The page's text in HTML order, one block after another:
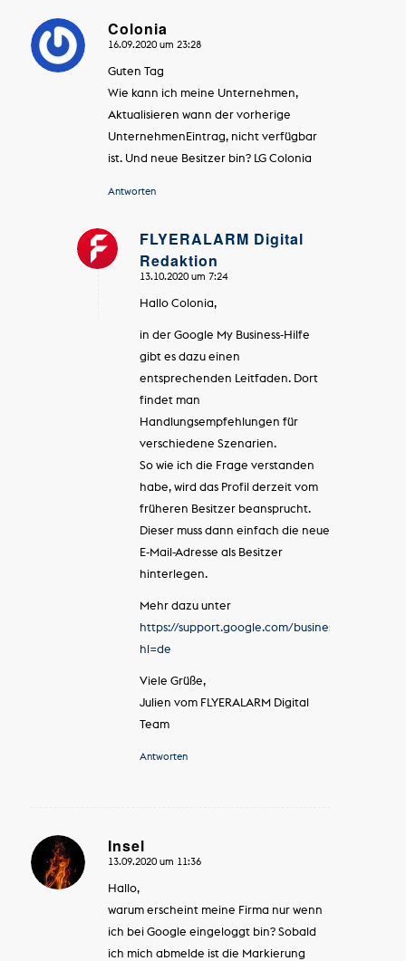
Colonia
sagte:
16.09.2020 um 23:28
Guten Tag
Wie kann ich meine Unternehmen,
Aktualisieren wann der vorherige
UnternehmenEintrag, nicht verfügbar
ist. Und neue Besitzer bin? LG Colonia
Antworten
FLYERALARM Digital
Redaktion
sagte:
13.10.2020 um 7:24
Hallo Colonia,
in der Google My Business-Hilfe
gibt es dazu einen
entsprechenden Leitfaden. Dort
findet man
Handlungsempfehlungen für
verschiedene Szenarien.
So wie ich die Frage verstanden
habe, wird das Profil derzeit vom
früheren Besitzer beansprucht.
Dieser muss dann einfach die neue
E-Mail-Adresse als Besitzer
hinterlegen.
Mehr dazu unter
https://support.google.com/business/answer/
hl=de
Viele Grüße,
Julien vom FLYERALARM Digital
Team
Antworten
Insel
sagte:
13.09.2020 um 11:36
Hallo,
warum erscheint meine Firma nur wenn
ich bei Google eingeloggt bin? Sobald
ich mich abmelde ist die Markierung